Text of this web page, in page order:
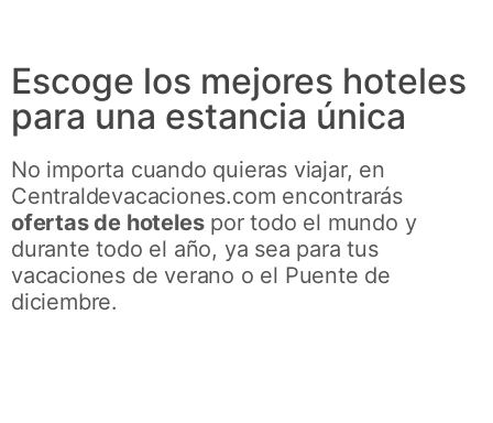
Escoge los mejores hoteles
para una estancia única
No importa cuando quieras viajar, en
Centraldevacaciones.com encontrarás
ofertas de hotelespor todo el mundo y
durante todo el año, ya sea para tus
vacaciones de verano o el Puente de
diciembre.